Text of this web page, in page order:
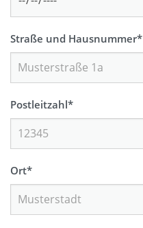
Straße und Hausnummer*
Postleitzahl*
Ort*